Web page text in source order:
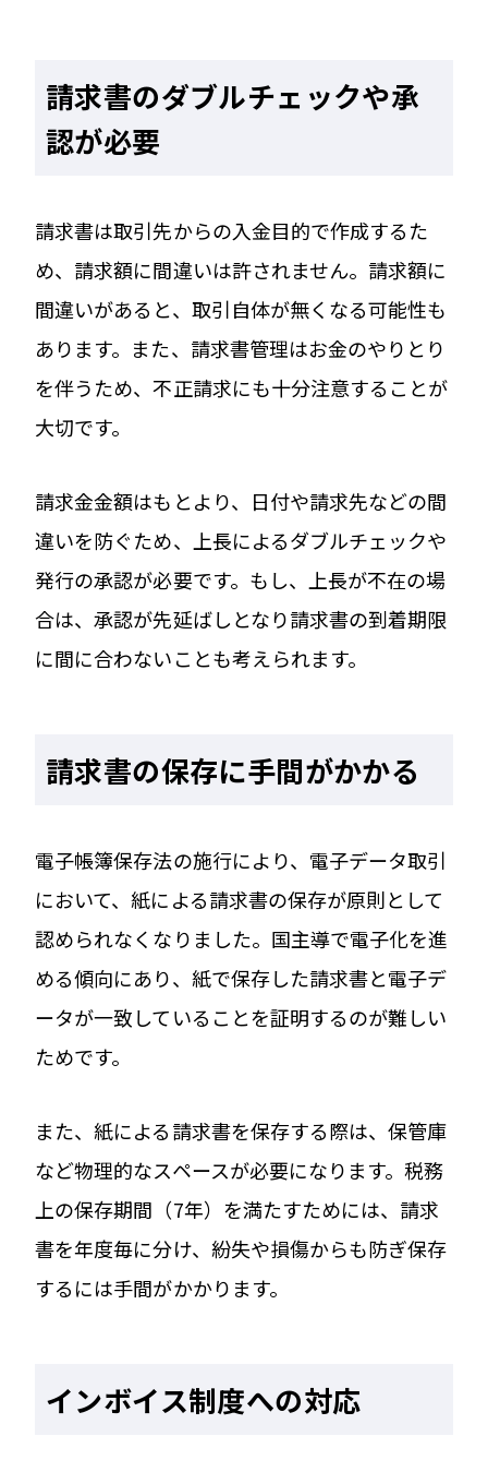
請求書のダブルチェックや承
認が必要
請求書は取引先からの入金目的で作成するた
め、請求額に間違いは許されません。請求額に
間違いがあると、取引自体が無くなる可能性も
あります。また、請求書管理はお金のやりとり
を伴うため、不正請求にも十分注意することが
大切です。
請求金金額はもとより、日付や請求先などの間
違いを防ぐため、上長によるダブルチェックや
発行の承認が必要です。もし、上長が不在の場
合は、承認が先延ばしとなり請求書の到着期限
に間に合わないことも考えられます。
請求書の保存に手間がかかる
電子帳簿保存法の施行により、電子データ取引
において、紙による請求書の保存が原則として
認められなくなりました。国主導で電子化を進
める傾向にあり、紙で保存した請求書と電子デ
ータが一致していることを証明するのが難しい
ためです。
また、紙による請求書を保存する際は、保管庫
など物理的なスペースが必要になります。税務
上の保存期間（7年）を満たすためには、請求
書を年度毎に分け、紛失や損傷からも防ぎ保存
するには手間がかかります。
インボイス制度への対応